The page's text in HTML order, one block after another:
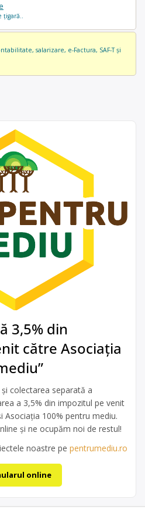
salarizare, e-Factura, SAF-T și
3,5% din
către Asociația
colectarea separată a
a 3,5% din impozitul pe venit
Asociația 100% pentru mediu.
și ne ocupăm noi de restul!
noastre pe pentrumediu.ro
online